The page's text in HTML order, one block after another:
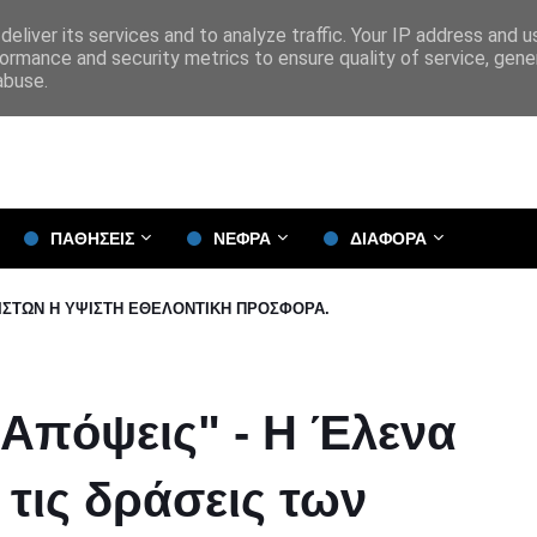
ΠΑΘΗΣΕΙΣ ΝΕΦΡΑ ΔΙΑΦΟΡΑ
Η ΥΨΙΣΤΗ ΕΘΕΛΟΝΤΙΚΗ ΠΡΟΣΦΟΡΑ.
- Η Έλενα
δράσεις των
its services and to analyze traffic. Your IP address and
and security metrics to ensure quality of service,